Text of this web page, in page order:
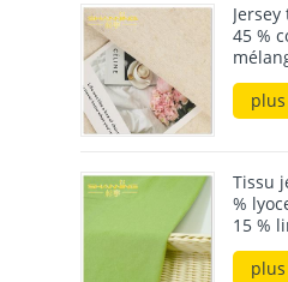
45 %
pour
plus
Tissu
%
15 %
plus